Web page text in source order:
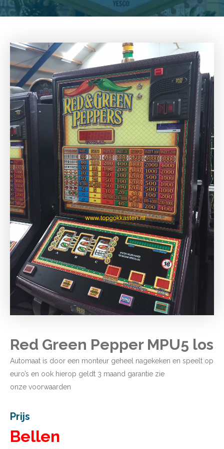
Red Green Pepper MPU5 los
Automaat is door een monteur geheel nagekeken en speelt op
euro’s en ook hierop geldt 3 maand garantie zie
onze voorwaarden
Prijs
Bellen